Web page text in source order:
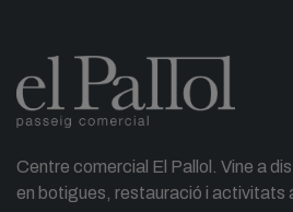
Centre comercial El Pallol. Vine a
en botigues, restauració i activitats